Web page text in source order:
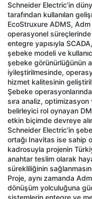
Schneider Electric’in
tarafından kullanılan
EcoStruxure ADMS,
operasyonel
entegre yapısıyla
şebeke modeli ve
şebeke görünürlüğünün
iyileştirilmesinde,
hizmet kalitesinin
Şebeke
sıra analiz,
belirleyici rol oynayan
etkin biçimde devreye
Schneider Electric’in
ortağı Inavitas ise sahip
kadrosuyla projenin
anahtar teslim olarak
sürekliliğinin
Proje, aynı zamanda
dönüşüm yolculuğuna